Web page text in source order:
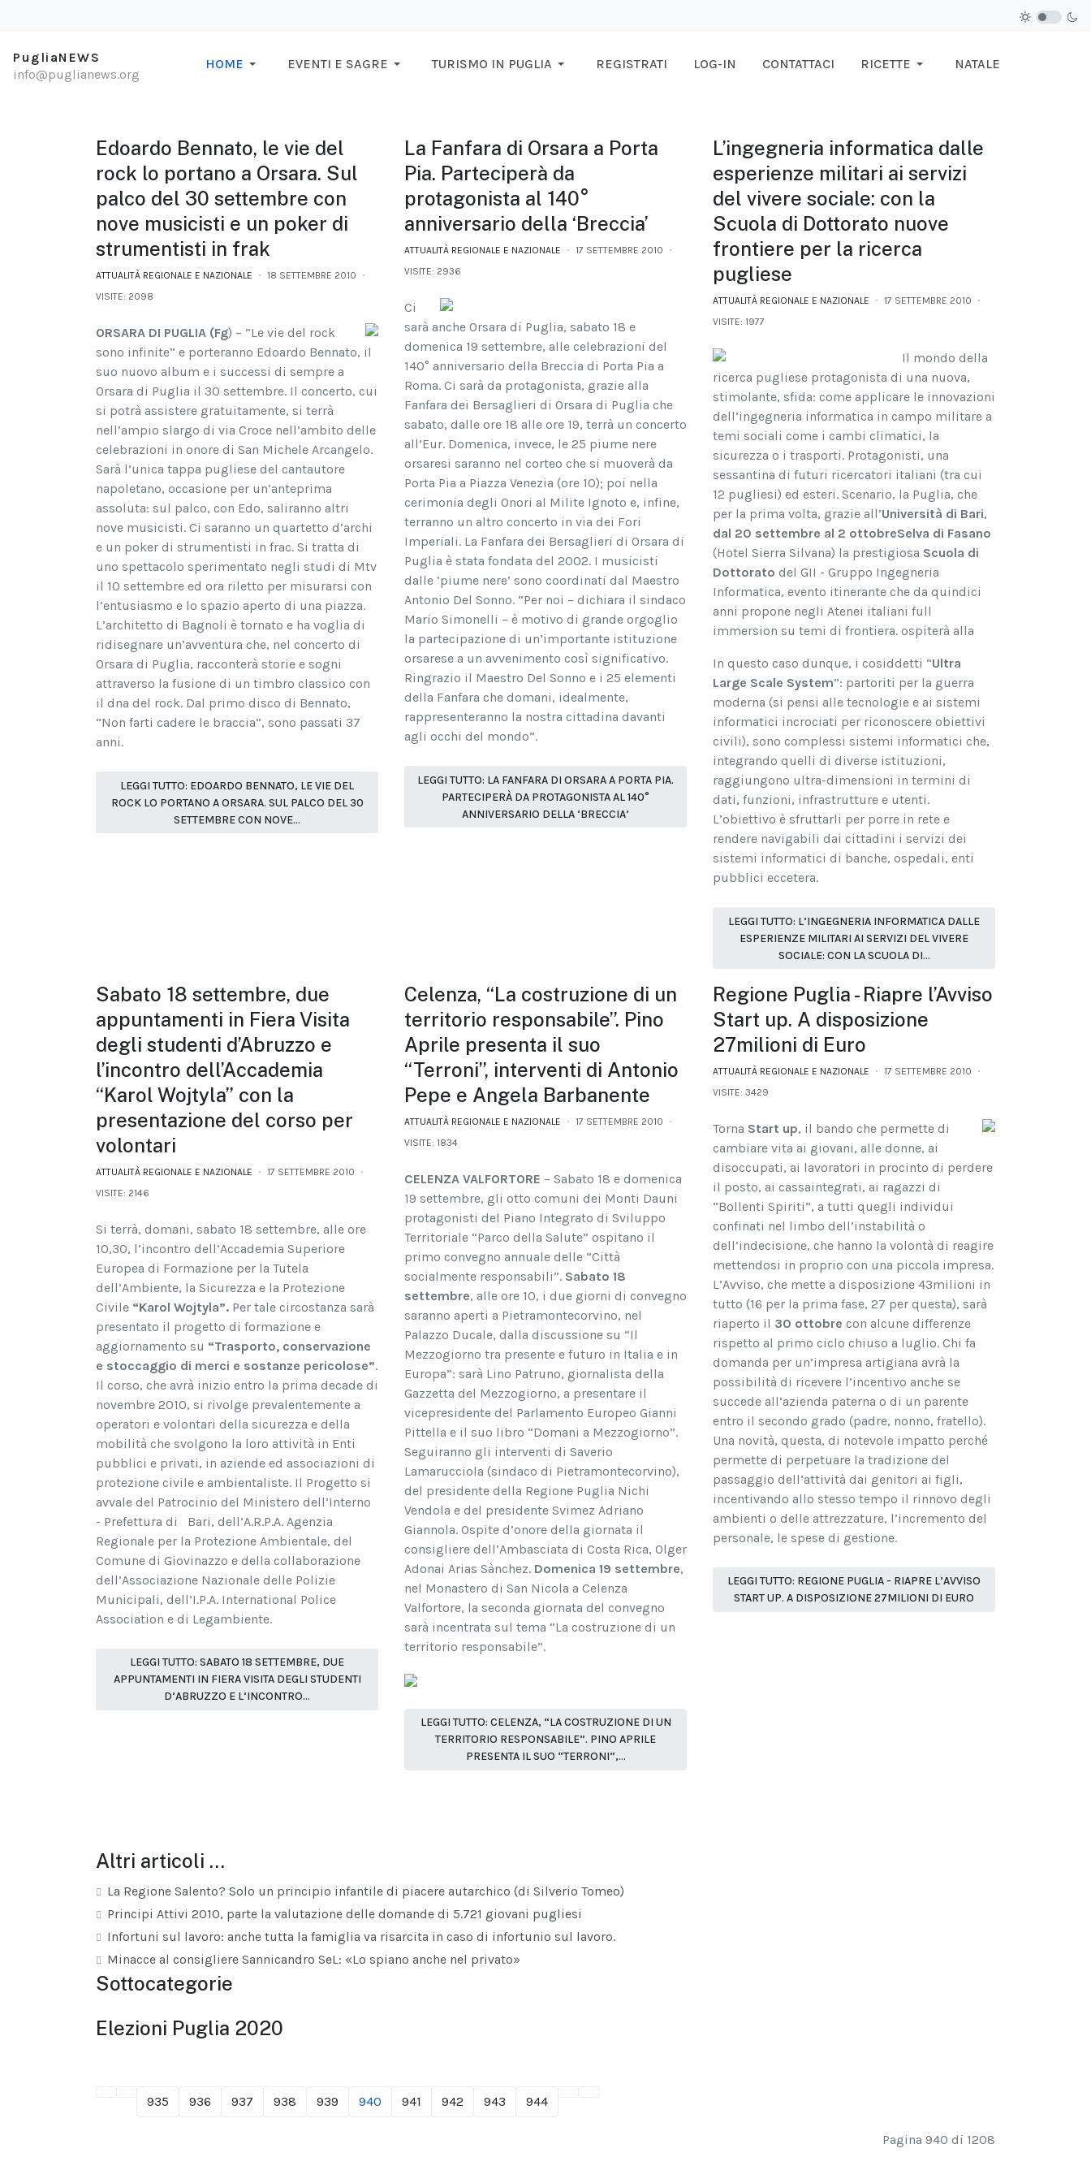
PugliaNEWS
info@puglianews.org
HOME EVENTI E SAGRE TURISMO IN PUGLIA REGISTRATI LOG-IN CONTATTACI RICETTE NATALE
Edoardo Bennato, le vie del
rock lo portano a Orsara. Sul
palco del 30 settembre con
nove musicisti e un poker di
strumentisti in frak
ATTUALITÀ REGIONALE E NAZIONALE
18 SETTEMBRE 2010
VISITE: 2098
ORSARA DI PUGLIA (Fg) – “Le vie del rock
sono infinite” e porteranno Edoardo Bennato, il
suo nuovo album e i successi di sempre a
Orsara di Puglia il 30 settembre. Il concerto, cui
si potrà assistere gratuitamente, si terrà
nell’ampio slargo di via Croce nell’ambito delle
celebrazioni in onore di San Michele Arcangelo.
Sarà l’unica tappa pugliese del cantautore
napoletano, occasione per un’anteprima
assoluta: sul palco, con Edo, saliranno altri
nove musicisti. Ci saranno un quartetto d’archi
e un poker di strumentisti in frac. Si tratta di
uno spettacolo sperimentato negli studi di Mtv
il 10 settembre ed ora riletto per misurarsi con
l’entusiasmo e lo spazio aperto di una piazza.
L’architetto di Bagnoli è tornato e ha voglia di
ridisegnare un’avventura che, nel concerto di
Orsara di Puglia, racconterà storie e sogni
attraverso la fusione di un timbro classico con
il dna del rock. Dal primo disco di Bennato,
“Non farti cadere le braccia”, sono passati 37
anni.
LEGGI TUTTO: EDOARDO BENNATO, LE VIE DEL
ROCK LO PORTANO A ORSARA. SUL PALCO DEL 30
SETTEMBRE CON NOVE...
La Fanfara di Orsara a Porta
Pia. Parteciperà da
protagonista al 140°
anniversario della ‘Breccia’
ATTUALITÀ REGIONALE E NAZIONALE
17 SETTEMBRE 2010
VISITE: 2936
Ci
sarà anche Orsara di Puglia, sabato 18 e
domenica 19 settembre, alle celebrazioni del
140° anniversario della Breccia di Porta Pia a
Roma. Ci sarà da protagonista, grazie alla
Fanfara dei Bersaglieri di Orsara di Puglia che
sabato, dalle ore 18 alle ore 19, terrà un concerto
all’Eur. Domenica, invece, le 25 piume nere
orsaresi saranno nel corteo che si muoverà da
Porta Pia a Piazza Venezia (ore 10); poi nella
cerimonia degli Onori al Milite Ignoto e, infine,
terranno un altro concerto in via dei Fori
Imperiali. La Fanfara dei Bersaglieri di Orsara di
Puglia è stata fondata del 2002. I musicisti
dalle ‘piume nere’ sono coordinati dal Maestro
Antonio Del Sonno. “Per noi – dichiara il sindaco
Mario Simonelli – è motivo di grande orgoglio
la partecipazione di un’importante istituzione
orsarese a un avvenimento così significativo.
Ringrazio il Maestro Del Sonno e i 25 elementi
della Fanfara che domani, idealmente,
rappresenteranno la nostra cittadina davanti
agli occhi del mondo”.
LEGGI TUTTO: LA FANFARA DI ORSARA A PORTA PIA.
PARTECIPERÀ DA PROTAGONISTA AL 140°
ANNIVERSARIO DELLA ‘BRECCIA’
L’ingegneria informatica dalle
esperienze militari ai servizi
del vivere sociale: con la
Scuola di Dottorato nuove
frontiere per la ricerca
pugliese
ATTUALITÀ REGIONALE E NAZIONALE
17 SETTEMBRE 2010
VISITE: 1977
Il mondo della
ricerca pugliese protagonista di una nuova,
stimolante, sfida: come applicare le innovazioni
dell’ingegneria informatica in campo militare a
temi sociali come i cambi climatici, la
sicurezza o i trasporti. Protagonisti, una
sessantina di futuri ricercatori italiani (tra cui
12 pugliesi) ed esteri. Scenario, la Puglia, che
per la prima volta, grazie all’Università di Bari,
dal 20 settembre al 2 ottobreSelva di Fasano
(Hotel Sierra Silvana) la prestigiosa Scuola di
Dottorato del GII - Gruppo Ingegneria
Informatica, evento itinerante che da quindici
anni propone negli Atenei italiani full
immersion su temi di frontiera. ospiterà alla
In questo caso dunque, i cosiddetti “Ultra
Large Scale System”: partoriti per la guerra
moderna (si pensi alle tecnologie e ai sistemi
informatici incrociati per riconoscere obiettivi
civili), sono complessi sistemi informatici che,
integrando quelli di diverse istituzioni,
raggiungono ultra-dimensioni in termini di
dati, funzioni, infrastrutture e utenti.
L’obiettivo è sfruttarli per porre in rete e
rendere navigabili dai cittadini i servizi dei
sistemi informatici di banche, ospedali, enti
pubblici eccetera.
LEGGI TUTTO: L’INGEGNERIA INFORMATICA DALLE
ESPERIENZE MILITARI AI SERVIZI DEL VIVERE
SOCIALE: CON LA SCUOLA DI...
Sabato 18 settembre, due
appuntamenti in Fiera Visita
degli studenti d’Abruzzo e
l’incontro dell’Accademia
“Karol Wojtyla” con la
presentazione del corso per
volontari
ATTUALITÀ REGIONALE E NAZIONALE
17 SETTEMBRE 2010
VISITE: 2146
Si terrà, domani, sabato 18 settembre, alle ore
10,30, l’incontro dell’Accademia Superiore
Europea di Formazione per la Tutela
dell’Ambiente, la Sicurezza e la Protezione
Civile “Karol Wojtyla”. Per tale circostanza sarà
presentato il progetto di formazione e
aggiornamento su “Trasporto, conservazione
e stoccaggio di merci e sostanze pericolose”.
Il corso, che avrà inizio entro la prima decade di
novembre 2010, si rivolge prevalentemente a
operatori e volontari della sicurezza e della
mobilità che svolgono la loro attività in Enti
pubblici e privati, in aziende ed associazioni di
protezione civile e ambientaliste. Il Progetto si
avvale del Patrocinio del Ministero dell’Interno
- Prefettura di Bari, dell’A.R.P.A. Agenzia
Regionale per la Protezione Ambientale, del
Comune di Giovinazzo e della collaborazione
dell’Associazione Nazionale delle Polizie
Municipali, dell’I.P.A. International Police
Association e di Legambiente.
LEGGI TUTTO: SABATO 18 SETTEMBRE, DUE
APPUNTAMENTI IN FIERA VISITA DEGLI STUDENTI
D’ABRUZZO E L’INCONTRO...
Celenza, “La costruzione di un
territorio responsabile”. Pino
Aprile presenta il suo
“Terroni”, interventi di Antonio
Pepe e Angela Barbanente
ATTUALITÀ REGIONALE E NAZIONALE
17 SETTEMBRE 2010
VISITE: 1834
CELENZA VALFORTORE – Sabato 18 e domenica
19 settembre, gli otto comuni dei Monti Dauni
protagonisti del Piano Integrato di Sviluppo
Territoriale “Parco della Salute” ospitano il
primo convegno annuale delle “Città
socialmente responsabili”. Sabato 18
settembre, alle ore 10, i due giorni di convegno
saranno aperti a Pietramontecorvino, nel
Palazzo Ducale, dalla discussione su “Il
Mezzogiorno tra presente e futuro in Italia e in
Europa”: sarà Lino Patruno, giornalista della
Gazzetta del Mezzogiorno, a presentare il
vicepresidente del Parlamento Europeo Gianni
Pittella e il suo libro “Domani a Mezzogiorno”.
Seguiranno gli interventi di Saverio
Lamarucciola (sindaco di Pietramontecorvino),
del presidente della Regione Puglia Nichi
Vendola e del presidente Svimez Adriano
Giannola. Ospite d’onore della giornata il
consigliere dell’Ambasciata di Costa Rica, Olger
Adonai Arias Sànchez. Domenica 19 settembre,
nel Monastero di San Nicola a Celenza
Valfortore, la seconda giornata del convegno
sarà incentrata sul tema “La costruzione di un
territorio responsabile”.
LEGGI TUTTO: CELENZA, “LA COSTRUZIONE DI UN
TERRITORIO RESPONSABILE”. PINO APRILE
PRESENTA IL SUO “TERRONI”,...
Regione Puglia - Riapre l’Avviso
Start up. A disposizione
27milioni di Euro
ATTUALITÀ REGIONALE E NAZIONALE
17 SETTEMBRE 2010
VISITE: 3429
Torna Start up, il bando che permette di
cambiare vita ai giovani, alle donne, ai
disoccupati, ai lavoratori in procinto di perdere
il posto, ai cassaintegrati, ai ragazzi di
“Bollenti Spiriti”, a tutti quegli individui
confinati nel limbo dell’instabilità o
dell’indecisione, che hanno la volontà di reagire
mettendosi in proprio con una piccola impresa.
L’Avviso, che mette a disposizione 43milioni in
tutto (16 per la prima fase, 27 per questa), sarà
riaperto il 30 ottobre con alcune differenze
rispetto al primo ciclo chiuso a luglio. Chi fa
domanda per un’impresa artigiana avrà la
possibilità di ricevere l’incentivo anche se
succede all’azienda paterna o di un parente
entro il secondo grado (padre, nonno, fratello).
Una novità, questa, di notevole impatto perché
permette di perpetuare la tradizione del
passaggio dell’attività dai genitori ai figli,
incentivando allo stesso tempo il rinnovo degli
ambienti o delle attrezzature, l’incremento del
personale, le spese di gestione.
LEGGI TUTTO: REGIONE PUGLIA - RIAPRE L’AVVISO
START UP. A DISPOSIZIONE 27MILIONI DI EURO
Altri articoli …
La Regione Salento? Solo un principio infantile di piacere autarchico (di Silverio Tomeo)
Principi Attivi 2010, parte la valutazione delle domande di 5.721 giovani pugliesi
Infortuni sul lavoro: anche tutta la famiglia va risarcita in caso di infortunio sul lavoro.
Minacce al consigliere Sannicandro SeL: «Lo spiano anche nel privato»
Sottocategorie
Elezioni Puglia 2020
935 936 937 938 939 940 941 942 943 944
Pagina 940 di 1208